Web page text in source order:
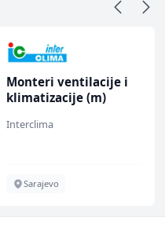
Monteri ventilacije i
klimatizacije (m)
Interclima
Sarajevo